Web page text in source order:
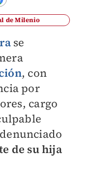
de Milenio
se
, con
por
cargo
de su hija